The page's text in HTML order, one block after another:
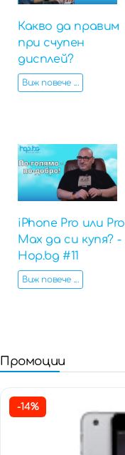
Какво да правим
при счупен
дисплей?
Виж повече ...
iPhone Pro или Pro
Max да си купя? -
Hop.bg #11
Виж повече ...
Промоции
-14%